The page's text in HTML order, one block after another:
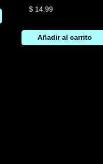
$14.99
Añadir al carrito